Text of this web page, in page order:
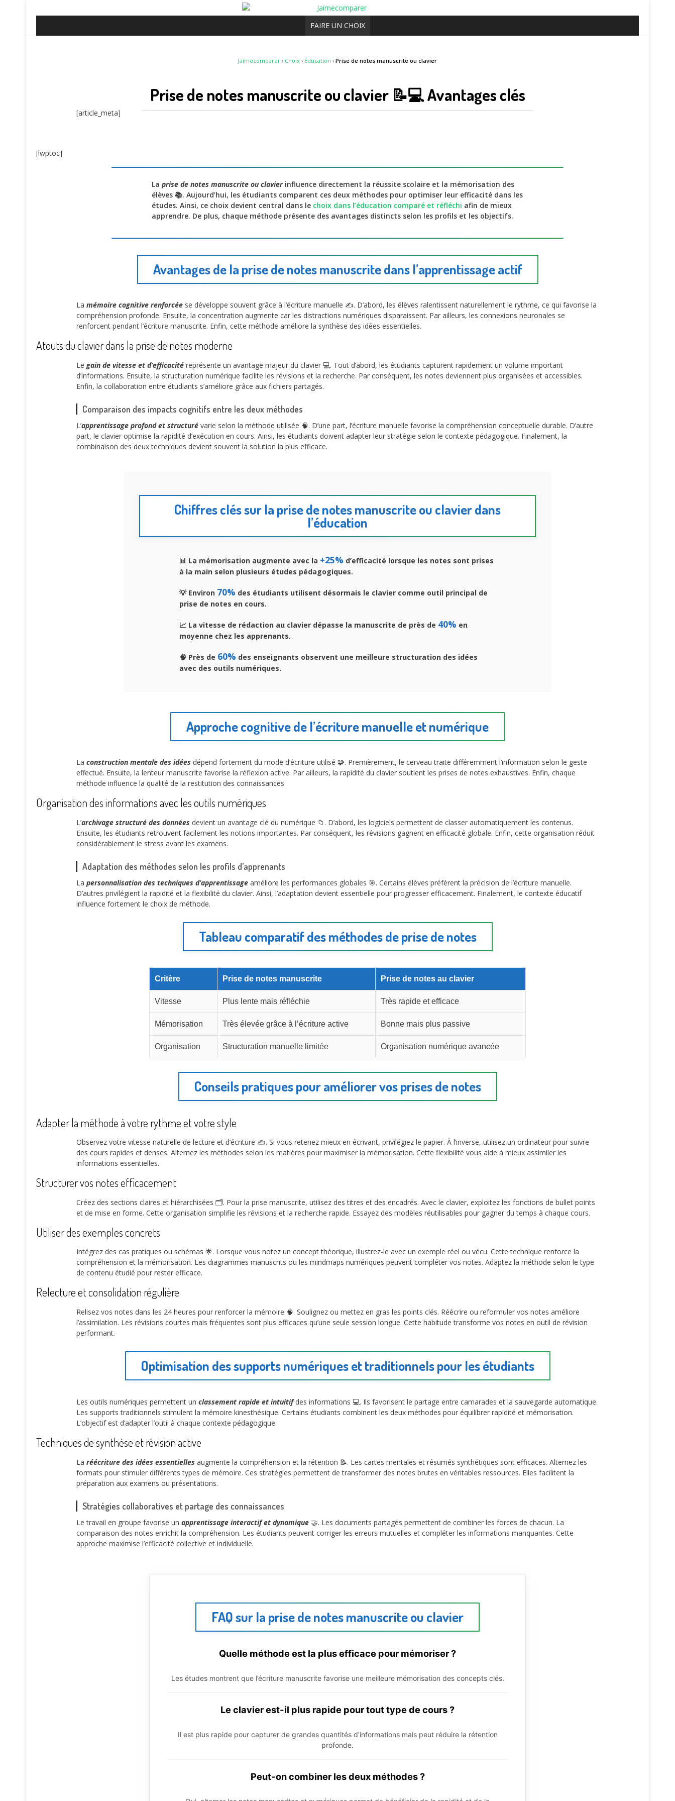
FAIRE UN CHOIX
Jaimecomparer › Choix › Éducation › Prise de notes manuscrite ou clavier
Prise de notes manuscrite ou clavier 📝💻 Avantages clés
[article_meta]
[lwptoc]
La prise de notes manuscrite ou clavierinfluence directement la réussite scolaire et la mémorisation des
élèves 📚. Aujourd’hui, les étudiants comparent ces deux méthodes pour optimiser leur efficacité dans les
études. Ainsi, ce choix devient central dans le choix dans l’éducation comparé et réfléchi afin de mieux
apprendre. De plus, chaque méthode présente des avantages distincts selon les profils et les objectifs.
Avantages de la prise de notes manuscrite dans l’apprentissage actif
La mémoire cognitive renforcée se développe souvent grâce à l’écriture manuelle ✍️. D’abord, les élèves ralentissent naturellement le rythme, ce qui favorise la
compréhension profonde. Ensuite, la concentration augmente car les distractions numériques disparaissent. Par ailleurs, les connexions neuronales se
renforcent pendant l’écriture manuscrite. Enfin, cette méthode améliore la synthèse des idées essentielles.
Atouts du clavier dans la prise de notes moderne
Legain de vitesse et d’efficacité représente un avantage majeur du clavier 💻. Tout d’abord, les étudiants capturent rapidement un volume important
d’informations. Ensuite, la structuration numérique facilite les révisions et la recherche. Par conséquent, les notes deviennent plus organisées et accessibles.
Enfin, la collaboration entre étudiants s’améliore grâce aux fichiers partagés.
Comparaison des impacts cognitifs entre les deux méthodes
L’apprentissage profond et structuré varie selon la méthode utilisée 🧠. D’une part, l’écriture manuelle favorise la compréhension conceptuelle durable. D’autre
part, le clavier optimise la rapidité d’exécution en cours. Ainsi, les étudiants doivent adapter leur stratégie selon le contexte pédagogique. Finalement, la
combinaison des deux techniques devient souvent la solution la plus efficace.
Chiffres clés sur la prise de notes manuscrite ou clavier dans
l’éducation
📊 La mémorisation augmente avec la +25% d’efficacité lorsque les notes sont prises
à la main selon plusieurs études pédagogiques.
💡 Environ 70% des étudiants utilisent désormais le clavier comme outil principal de
prise de notes en cours.
📈 La vitesse de rédaction au clavier dépasse la manuscrite de près de 40% en
moyenne chez les apprenants.
🧠 Près de 60% des enseignants observent une meilleure structuration des idées
avec des outils numériques.
Approche cognitive de l’écriture manuelle et numérique
La construction mentale des idées dépend fortement du mode d’écriture utilisé 🧩. Premièrement, le cerveau traite différemment l’information selon le geste
effectué. Ensuite, la lenteur manuscrite favorise la réflexion active. Par ailleurs, la rapidité du clavier soutient les prises de notes exhaustives. Enfin, chaque
méthode influence la qualité de la restitution des connaissances.
Organisation des informations avec les outils numériques
L’archivage structuré des données devient un avantage clé du numérique 📁. D’abord, les logiciels permettent de classer automatiquement les contenus.
Ensuite, les étudiants retrouvent facilement les notions importantes. Par conséquent, les révisions gagnent en efficacité globale. Enfin, cette organisation réduit
considérablement le stress avant les examens.
Adaptation des méthodes selon les profils d’apprenants
La personnalisation des techniques d’apprentissage améliore les performances globales 🎯. Certains élèves préfèrent la précision de l’écriture manuelle.
D’autres privilégient la rapidité et la flexibilité du clavier. Ainsi, l’adaptation devient essentielle pour progresser efficacement. Finalement, le contexte éducatif
influence fortement le choix de méthode.
Tableau comparatif des méthodes de prise de notes
Critère Prise de notes manuscrite Prise de notes au clavier
Vitesse Plus lente mais réfléchie Très rapide et efficace
Mémorisation Très élevée grâce à l’écriture active Bonne mais plus passive
Organisation Structuration manuelle limitée Organisation numérique avancée
Conseils pratiques pour améliorer vos prises de notes
Adapter la méthode à votre rythme et votre style
Observez votre vitesse naturelle de lecture et d’écriture ✍️. Si vous retenez mieux en écrivant, privilégiez le papier. À l’inverse, utilisez un ordinateur pour suivre
des cours rapides et denses. Alternez les méthodes selon les matières pour maximiser la mémorisation. Cette flexibilité vous aide à mieux assimiler les
informations essentielles.
Structurer vos notes efficacement
Créez des sections claires et hiérarchisées 🗂️. Pour la prise manuscrite, utilisez des titres et des encadrés. Avec le clavier, exploitez les fonctions de bullet points
et de mise en forme. Cette organisation simplifie les révisions et la recherche rapide. Essayez des modèles réutilisables pour gagner du temps à chaque cours.
Utiliser des exemples concrets
Intégrez des cas pratiques ou schémas 🌟. Lorsque vous notez un concept théorique, illustrez-le avec un exemple réel ou vécu. Cette technique renforce la
compréhension et la mémorisation. Les diagrammes manuscrits ou les mindmaps numériques peuvent compléter vos notes. Adaptez la méthode selon le type
de contenu étudié pour rester efficace.
Relecture et consolidation régulière
Relisez vos notes dans les 24 heures pour renforcer la mémoire 🧠. Soulignez ou mettez en gras les points clés. Réécrire ou reformuler vos notes améliore
l’assimilation. Les révisions courtes mais fréquentes sont plus efficaces qu’une seule session longue. Cette habitude transforme vos notes en outil de révision
performant.
Optimisation des supports numériques et traditionnels pour les étudiants
Les outils numériques permettent un classement rapide et intuitifdes informations 💻. Ils favorisent le partage entre camarades et la sauvegarde automatique.
Les supports traditionnels stimulent la mémoire kinesthésique. Certains étudiants combinent les deux méthodes pour équilibrer rapidité et mémorisation.
L’objectif est d’adapter l’outil à chaque contexte pédagogique.
Techniques de synthèse et révision active
La réécriture des idées essentielles augmente la compréhension et la rétention 📝. Les cartes mentales et résumés synthétiques sont efficaces. Alternez les
formats pour stimuler différents types de mémoire. Ces stratégies permettent de transformer des notes brutes en véritables ressources. Elles facilitent la
préparation aux examens ou présentations.
Stratégies collaboratives et partage des connaissances
Le travail en groupe favorise un apprentissage interactif et dynamique 🤝. Les documents partagés permettent de combiner les forces de chacun. La
comparaison des notes enrichit la compréhension. Les étudiants peuvent corriger les erreurs mutuelles et compléter les informations manquantes. Cette
approche maximise l’efficacité collective et individuelle.
FAQ sur la prise de notes manuscrite ou clavier
Quelle méthode est la plus efficace pour mémoriser ?
Les études montrent que l’écriture manuscrite favorise une meilleure mémorisation des concepts clés.
Le clavier est-il plus rapide pour tout type de cours ?
Il est plus rapide pour capturer de grandes quantités d’informations mais peut réduire la rétention
profonde.
Peut-on combiner les deux méthodes ?